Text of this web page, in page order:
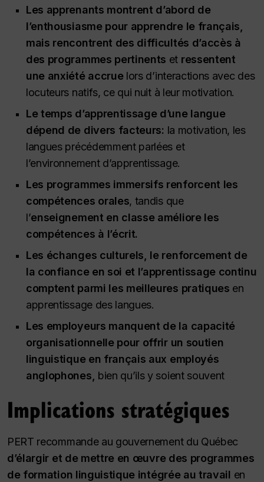
Les apprenants montrent d’abord de
l’enthousiasme pour apprendre le français,
mais rencontrent des difficultés d’accès à
des programmes pertinents et ressentent
une anxiété accrue lors d’interactions avec des
locuteurs natifs, ce qui nuit à leur motivation.
Le temps d’apprentissage d’une langue
dépend de divers facteurs: la motivation, les
langues précédemment parlées et
l’environnement d’apprentissage.
Les programmes immersifs renforcent les
compétences orales, tandis que
l’enseignement en classe améliore les
compétences à l’écrit.
Les échanges culturels, le renforcement de
la confiance en soi et l’apprentissage continu
comptent parmi les meilleures pratiques en
apprentissage des langues.
Les employeurs manquent de la capacité
organisationnelle pour offrir un soutien
linguistique en français aux employés
anglophones, bien qu’ils y soient souvent
Implications stratégiques
PERT recommande au gouvernement du Québec
d’élargir et de mettre en œuvre des programmes
de formation linguistique intégrée au travail en